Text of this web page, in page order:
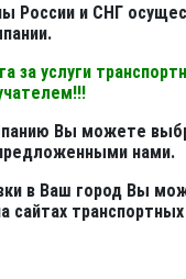
России и СНГ
за услуги
Вы можете
нами.
в Ваш город Вы
сайтах